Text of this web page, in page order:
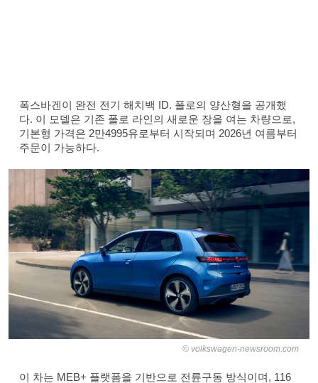
폭스바겐이 완전 전기 해치백 ID. 폴로의 양산형을 공개했
다. 이 모델은 기존 폴로 라인의 새로운 장을 여는 차량으로,
기본형 가격은 2만4995유로부터 시작되며 2026년 여름부터
주문이 가능하다.
volkswagen-newsroom.com
이 차는 MEB+ 플랫폼을 기반으로 전륜구동 방식이며, 116